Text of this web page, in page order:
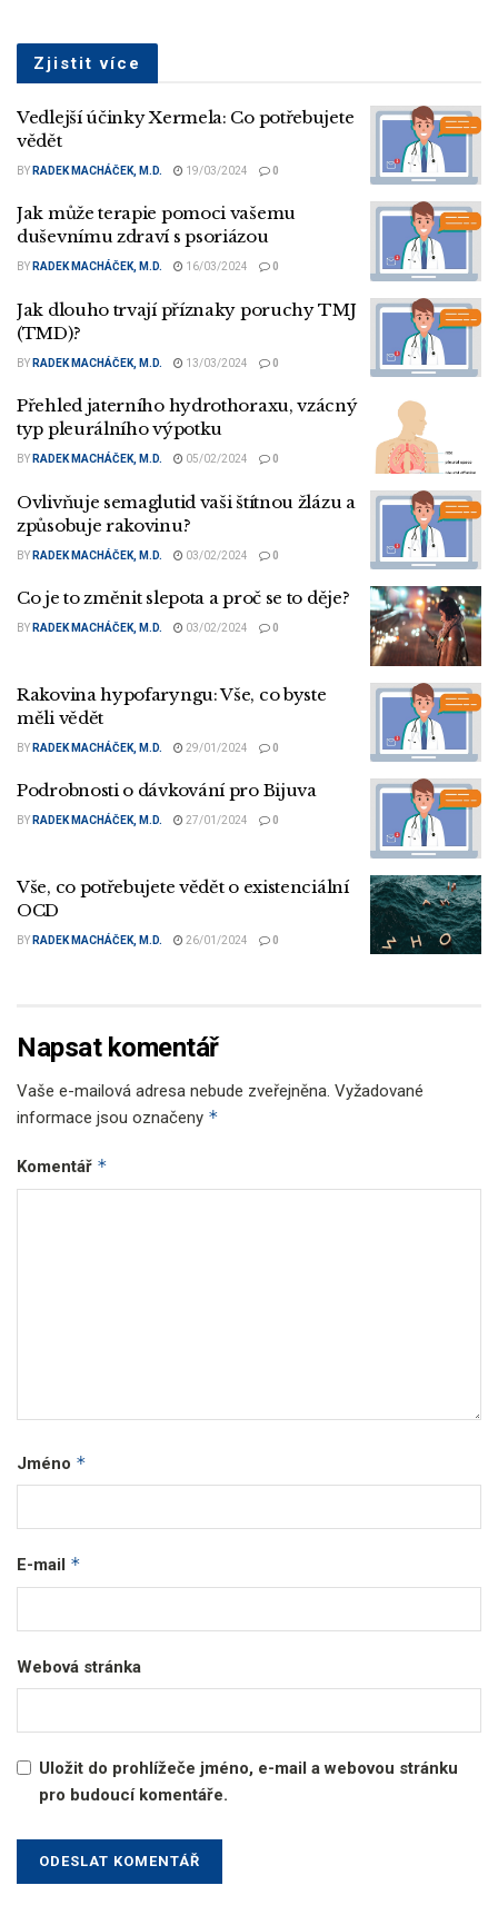
Zjistit více
Vedlejší účinky Xermela: Co potřebujete
vědět
BY RADEK MACHÁČEK, M.D. 19/03/2024 0
Jak může terapie pomoci vašemu
duševnímu zdraví s psoriázou
BY RADEK MACHÁČEK, M.D. 16/03/2024 0
Jak dlouho trvají příznaky poruchy TMJ
(TMD)?
BY RADEK MACHÁČEK, M.D. 13/03/2024 0
Přehled jaterního hydrothoraxu, vzácný
typ pleurálního výpotku
BY RADEK MACHÁČEK, M.D. 05/02/2024 0
Ovlivňuje semaglutid vaši štítnou žlázu a
způsobuje rakovinu?
BY RADEK MACHÁČEK, M.D. 03/02/2024 0
Co je to změnit slepota a proč se to děje?
BY RADEK MACHÁČEK, M.D. 03/02/2024 0
Rakovina hypofaryngu: Vše, co byste
měli vědět
BY RADEK MACHÁČEK, M.D. 29/01/2024 0
Podrobnosti o dávkování pro Bijuva
BY RADEK MACHÁČEK, M.D. 27/01/2024 0
Vše, co potřebujete vědět o existenciální
OCD
BY RADEK MACHÁČEK, M.D. 26/01/2024 0
Napsat komentář
Vaše e-mailová adresa nebude zveřejněna. Vyžadované
informace jsou označeny *
Komentář *
Jméno *
E-mail *
Webová stránka
Uložit do prohlížeče jméno, e-mail a webovou stránku
pro budoucí komentáře.